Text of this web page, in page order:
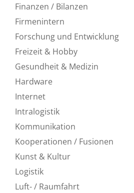
Finanzen / Bilanzen
Firmenintern
Forschung und Entwicklung
Freizeit & Hobby
Gesundheit & Medizin
Hardware
Internet
Intralogistik
Kommunikation
Kooperationen / Fusionen
Kunst & Kultur
Logistik
Luft- / Raumfahrt